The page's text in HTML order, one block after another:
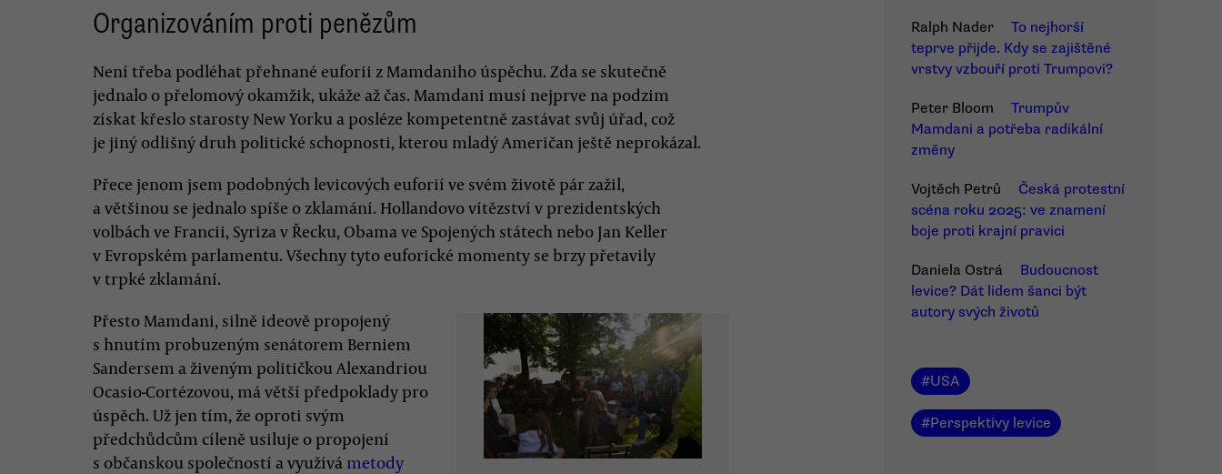
Organizováním proti penězům
Není třeba podléhat přehnané euforii z Mamdaniho úspěchu. Zda se skutečně
jednalo o přelomový okamžik, ukáže až čas. Mamdani musí nejprve na podzim
získat křeslo starosty New Yorku a posléze kompetentně zastávat svůj úřad, což
je jiný odlišný druh politické schopnosti, kterou mladý Američan ještě neprokázal.
Přece jenom jsem podobných levicových euforií ve svém životě pár zažil,
a většinou se jednalo spíše o zklamání. Hollandovo vítězství v prezidentských
volbách ve Francii, Syriza v Řecku, Obama ve Spojených státech nebo Jan Keller
v Evropském parlamentu. Všechny tyto euforické momenty se brzy přetavily
v trpké zklamání.
Přesto Mamdani, silně ideově propojený
s hnutím probuzeným senátorem Berniem
Sandersem a živeným političkou Alexandriou
Ocasio-Cortézovou, má větší předpoklady pro
úspěch. Už jen tím, že oproti svým
předchůdcům cíleně usiluje o propojení
s občanskou společností a využívá metody
Ralph Nader
To nejhorší
teprve přijde. Kdy se zajištěné
vrstvy vzbouří proti Trumpovi?
Peter Bloom
Trumpův
Mamdani a potřeba radikální
změny
Vojtěch Petrů
Česká protestní
scéna roku 2025: ve znamení
boje proti krajní pravici
Daniela Ostrá
Budoucnost
levice? Dát lidem šanci být
autory svých životů
#USA
#Perspektivy levice